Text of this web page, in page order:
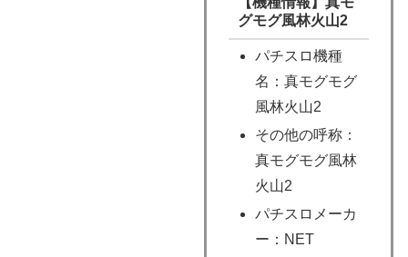
グモグ風林火山2
パチスロ機種
名：真モグモグ
風林火山2
その他の呼称：
真モグモグ風林
火山2
パチスロメーカ
ー：NET